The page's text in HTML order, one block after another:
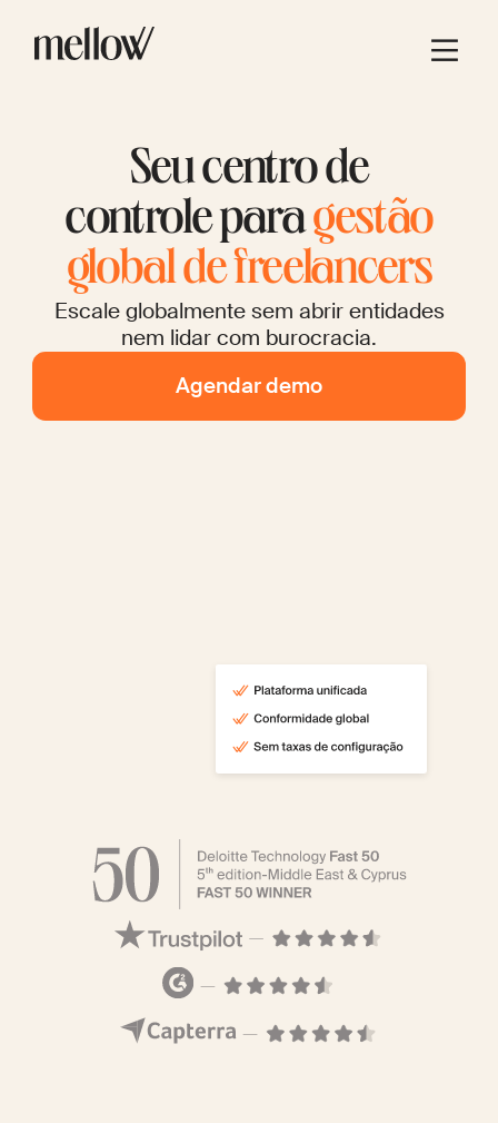
Seu centro de
controle paragestão
global de freelancers
Escale globalmente sem abrir entidades
nem lidar com burocracia.
Agendar demo